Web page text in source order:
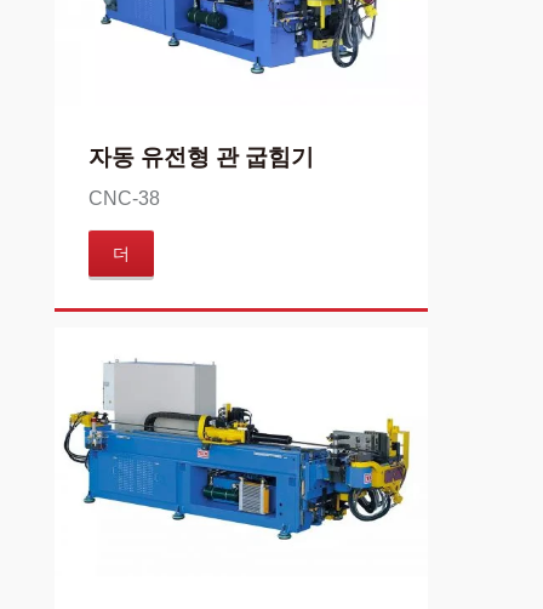
자동 유전형 관 굽힘기
CNC-38
더